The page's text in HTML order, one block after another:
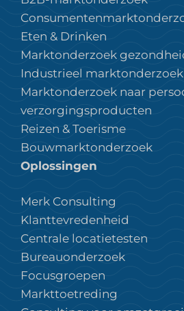
Eten & Drinken
Marktonderzoek
Industrieel marktonderzoek
Marktonderzoek naar
verzorgingsproducten
Reizen & Toerisme
Bouwmarktonderzoek
Oplossingen
Merk Consulting
Klanttevredenheid
Centrale locatietesten
Bureauonderzoek
Focusgroepen
Markttoetreding